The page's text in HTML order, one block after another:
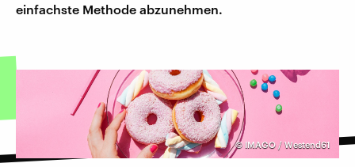
einfachste Methode abzunehmen.
© IMAGO / Westend61